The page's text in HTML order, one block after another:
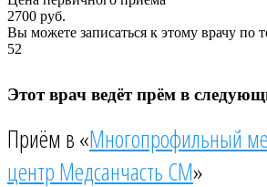
2700 руб.
Вы можете записаться к этому врачу по
52
Этот врач ведёт прём в
Приём в «Многопрофильный
центр Медсанчасть СМ»